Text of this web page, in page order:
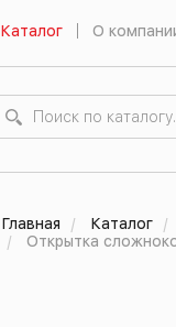
Каталог О
Главная Каталог
Открытка